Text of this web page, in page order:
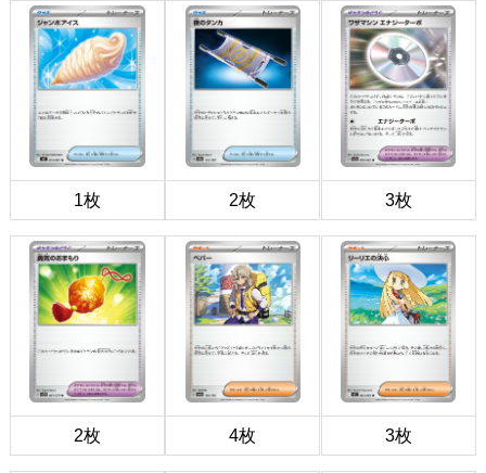
1枚 2枚 3枚
2枚 4枚 3枚